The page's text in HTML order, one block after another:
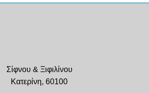
Σίφνου & Ξιφιλίνου
Κατερίνη, 60100